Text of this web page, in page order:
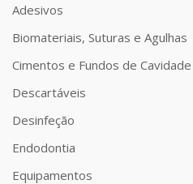
Adesivos
Biomateriais, Suturas e Agulhas
Cimentos e Fundos de Cavidade
Descartáveis
Desinfeção
Endodontia
Equipamentos